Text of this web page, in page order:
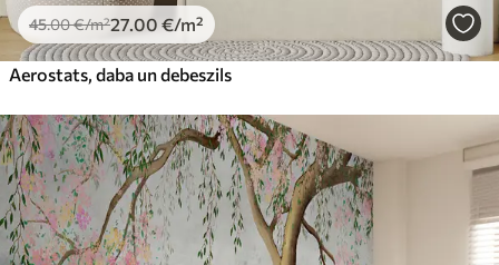
45.00€/m²27 .00 €/m²
Aerostats, daba un debeszils